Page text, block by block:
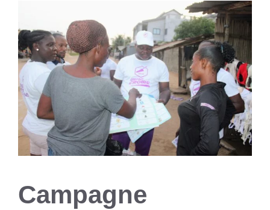
Campagne